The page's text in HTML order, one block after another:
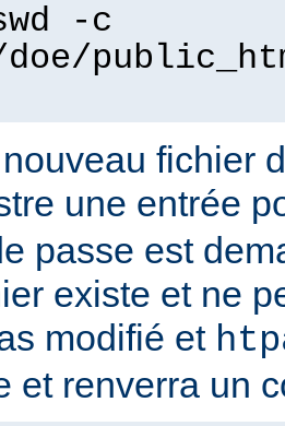
-c
doe/
fichier
une entrée
passe est
existe et ne
modifié et
et renverra un